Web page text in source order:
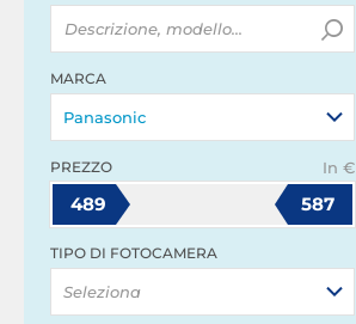
MARCA
Panasonic
PREZZO In €
489 587
TIPO DI FOTOCAMERA
Seleziona